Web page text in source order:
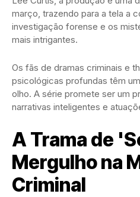
março, trazendo para a tela a
investigação forense e os
mais intrigantes.
Os fãs de dramas criminais e
psicológicas profundas têm
olho. A série promete ser um
narrativas inteligentes e
A Trama de
Mergulho na
Criminal